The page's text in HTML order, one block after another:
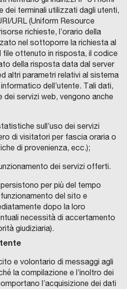
dei terminali utilizzati dagli utenti,
URL (Uniform Resource
richieste, l’orario della
nel sottoporre la richiesta al
file ottenuto in risposta, il codice
della risposta data dal server
altri parametri relativi al sistema
dell’utente. Tali dati,
dei servizi web, vengono anche
sull’uso dei servizi
di visitatori per fascia oraria o
di provenienza, ecc.);
dei servizi offerti.
per più del tempo
del sito e
dopo la loro
necessità di accertamento
giudiziaria).
e volontario di messaggi agli
la compilazione e l’inoltro dei
l’acquisizione dei dati